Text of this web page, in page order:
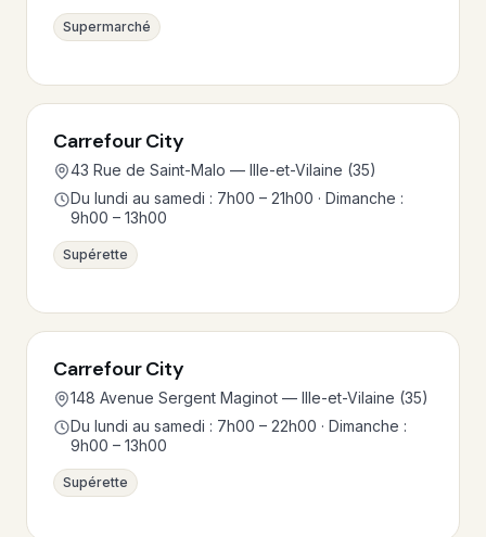
Supermarché
Carrefour City
43 Rue de Saint-Malo — Ille-et-Vilaine (35)
Du lundi au samedi : 7h00 – 21h00 · Dimanche :
9h00 – 13h00
Supérette
Carrefour City
148 Avenue Sergent Maginot — Ille-et-Vilaine (35)
Du lundi au samedi : 7h00 – 22h00 · Dimanche :
9h00 – 13h00
Supérette